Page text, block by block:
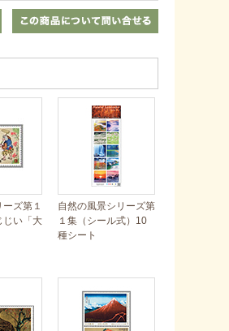
ズ第１
い「大
自然の風景シリーズ第
１集（シール式）10
種シート